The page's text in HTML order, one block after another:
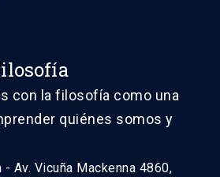
con la filosofía como una
quiénes somos y
Av. Vicuña Mackenna 4860,